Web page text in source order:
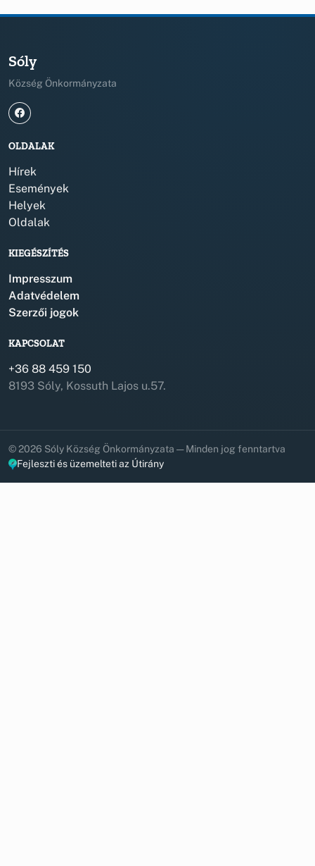
Sóly
Község Önkormányzata
OLDALAK
Hírek
Események
Helyek
Oldalak
KIEGÉSZÍTÉS
Impresszum
Adatvédelem
Szerzői jogok
KAPCSOLAT
+36 88 459 150
8193 Sóly, Kossuth Lajos u.57.
© 2026 Sóly Község Önkormányzata — Minden jog fenntartva
Fejleszti és üzemelteti az Útirány